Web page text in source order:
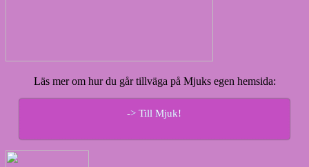
Läs mer om hur du går tillväga på Mjuks egen hemsida:
-> Till Mjuk!